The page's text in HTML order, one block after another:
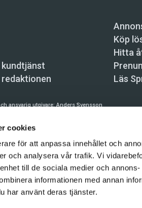
cookies
för att anpassa innehållet och
och analysera vår trafik. Vi
till de sociala medier och
informationen med annan
har använt deras tjänster.
Köp
Hitta
Läs
ansvarig utgivare:Anders Svensson
prenumeration: 08-121 062 34 (vardagar 8–17),
automatiska tjänster och maskinläsbara metoder
på denna webbplats är upphovsrättsligt skyddat.
och Vetenskapsmedia i Sverige AB 2026